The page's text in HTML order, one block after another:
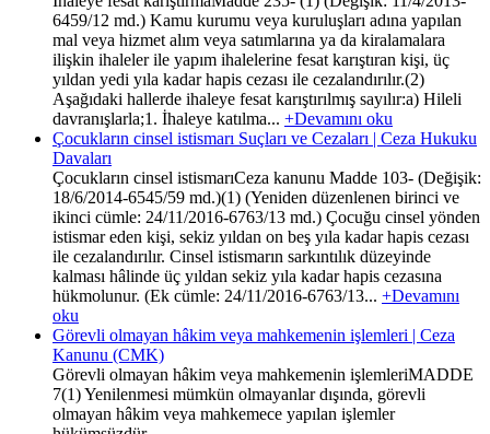
6459/12 md.) Kamu kurumu veya kuruluşları adına yapılan
mal veya hizmet alım veya satımlarına ya da kiralamalara
ilişkin ihaleler ile yapım ihalelerine fesat karıştıran kişi, üç
yıldan yedi yıla kadar hapis cezası ile cezalandırılır.(2)
Aşağıdaki hallerde ihaleye fesat karıştırılmış sayılır:a) Hileli
davranışlarla;1. İhaleye katılma... +Devamını oku
Çocukların cinsel istismarı Suçları ve Cezaları | Ceza Hukuku
Davaları
Çocukların cinsel istismarıCeza kanunu Madde 103- (Değişik:
18/6/2014-6545/59 md.)(1) (Yeniden düzenlenen birinci ve
ikinci cümle: 24/11/2016-6763/13 md.) Çocuğu cinsel yönden
istismar eden kişi, sekiz yıldan on beş yıla kadar hapis cezası
ile cezalandırılır. Cinsel istismarın sarkıntılık düzeyinde
kalması hâlinde üç yıldan sekiz yıla kadar hapis cezasına
hükmolunur. (Ek cümle: 24/11/2016-6763/13... +Devamını
oku
Görevli olmayan hâkim veya mahkemenin işlemleri | Ceza
Kanunu (CMK)
Görevli olmayan hâkim veya mahkemenin işlemleriMADDE
7(1) Yenilenmesi mümkün olmayanlar dışında, görevli
olmayan hâkim veya mahkemece yapılan işlemler